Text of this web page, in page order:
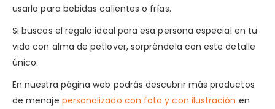
usarla para bebidas calientes o frías.
Si buscas el regalo ideal para esa persona especial en tu
vida con alma de petlover, sorpréndela con este detalle
único.
En nuestra página web podrás descubrir más productos
de menaje personalizado con foto y con ilustración en